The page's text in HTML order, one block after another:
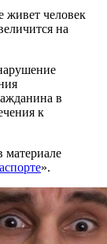
живет человек
на
в
к
материале
».